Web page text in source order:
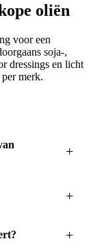
oliën
voor een
soja-,
dressings en licht
merk.